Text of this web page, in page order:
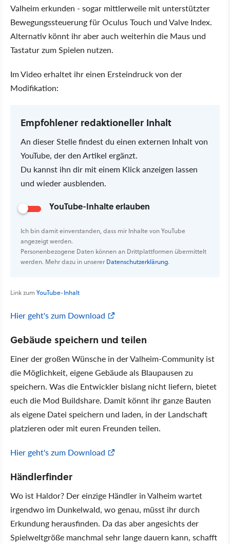
Valheim erkunden - sogar mittlerweile mit unterstützter
Bewegungssteuerung für Oculus Touch und Valve Index.
Alternativ könnt ihr aber auch weiterhin die Maus und
Tastatur zum Spielen nutzen.
Im Video erhaltet ihr einen Ersteindruck von der
Modifikation:
Empfohlener redaktioneller Inhalt
An dieser Stelle findest du einen externen Inhalt von
YouTube, der den Artikel ergänzt.
Du kannst ihn dir mit einem Klick anzeigen lassen
und wieder ausblenden.
YouTube-Inhalte erlauben
Ich bin damit einverstanden, dass mir Inhalte von YouTube
angezeigt werden.
Personenbezogene Daten können an Drittplattformen übermittelt
werden. Mehr dazu in unsererDatenschutzerklärung.
Link zum YouTube-Inhalt
Hier geht's zum Download
Gebäude speichern und teilen
Einer der großen Wünsche in der Valheim-Community ist
die Möglichkeit, eigene Gebäude als Blaupausen zu
speichern. Was die Entwickler bislang nicht liefern, bietet
euch die Mod Buildshare. Damit könnt ihr ganze Bauten
als eigene Datei speichern und laden, in der Landschaft
platzieren oder mit euren Freunden teilen.
Hier geht's zum Download
Händlerfinder
Wo ist Haldor? Der einzige Händler in Valheim wartet
irgendwo im Dunkelwald, wo genau, müsst ihr durch
Erkundung herausfinden. Da das aber angesichts der
Spielweltgröße manchmal sehr lange dauern kann, schafft